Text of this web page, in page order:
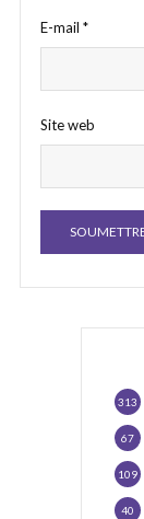
E-mail *
Site web
313
67
109
40